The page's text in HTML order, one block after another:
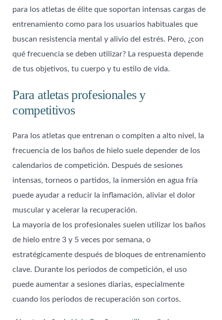
para los atletas de élite que soportan intensas cargas de
entrenamiento como para los usuarios habituales que
buscan resistencia mental y alivio del estrés. Pero, ¿con
qué frecuencia se deben utilizar? La respuesta depende
de tus objetivos, tu cuerpo y tu estilo de vida.
Para atletas profesionales y
competitivos
Para los atletas que entrenan o compiten a alto nivel, la
frecuencia de los baños de hielo suele depender de los
calendarios de competición. Después de sesiones
intensas, torneos o partidos, la inmersión en agua fría
puede ayudar a reducir la inflamación, aliviar el dolor
muscular y acelerar la recuperación.
La mayoría de los profesionales suelen utilizar los baños
de hielo entre 3 y 5 veces por semana, o
estratégicamente después de bloques de entrenamiento
clave. Durante los periodos de competición, el uso
puede aumentar a sesiones diarias, especialmente
cuando los periodos de recuperación son cortos.